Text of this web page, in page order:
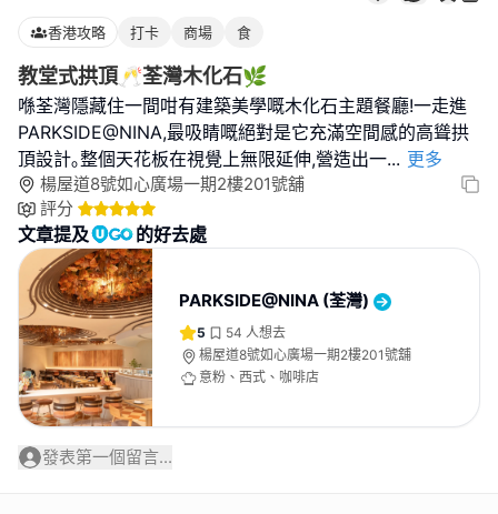
香港攻略 打卡 商場 食
教堂式拱頂🥂荃灣木化石🌿
喺荃灣隱藏住一間咁有建築美學嘅木化石主題餐廳!一走進
PARKSIDE@NINA,最吸睛嘅絕對是它充滿空間感的高聳拱
頂設計｡整個天花板在視覺上無限延伸,營造出一... 更多
楊屋道8號如心廣場一期2樓201號舖
評分
文章提及 的好去處
PARKSIDE@NINA (荃灣)
5 54 人想去
楊屋道8號如心廣場一期2樓201號舖
意粉、西式、咖啡店
發表第一個留言...